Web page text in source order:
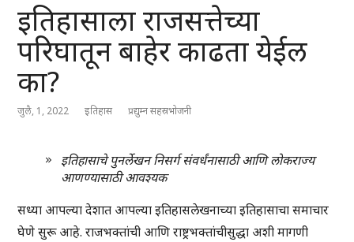
इतिहासाला राजसत्तेच्या
परिघातून बाहेर काढता येईल
का?
जुलै, 1, 2022 इतिहास प्रद्युम्न सहस्रभोजनी
इतिहासाचे पुनर्लेखन निसर्ग संवर्धंनासाठी आणि लोकराज्य
आणण्यासाठी आवश्यक
सध्या आपल्या देशात आपल्या इतिहासलेखनाच्या इतिहासाचा समाचार
घेणे सुरू आहे. राजभक्तांची आणि राष्ट्रभक्तांचीसुद्धा अशी मागणी